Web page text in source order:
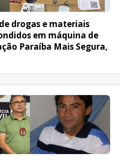
drogas e materiais
em máquina de
Paraíba Mais Segura,